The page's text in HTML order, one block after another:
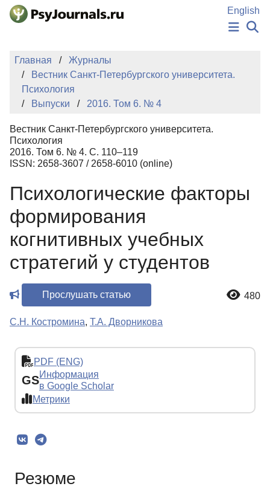
Перейти к основному содержанию
English
НОВОСТИ
ИЗДАНИЯ
АВТОРЫ
БАЗА ЗНАНИЙ
КЛЮЧЕВЫЕ СЛОВА
Регистрация
Главная
Журналы
Вестник Санкт-Петербургского университета.
Психология
Выпуски
2016. Том 6. № 4
Вестник Санкт-Петербургского университета.
Психология
2016. Том 6. № 4. С. 110–119
ISSN: 2658-3607 / 2658-6010 (online)
Психологические факторы
формирования
когнитивных учебных
стратегий у студентов
Прослушать статью 480
С.Н. Костромина, Т.А. Дворникова
PDF (ENG)
GSИнформация
в Google Scholar
Метрики
Резюме